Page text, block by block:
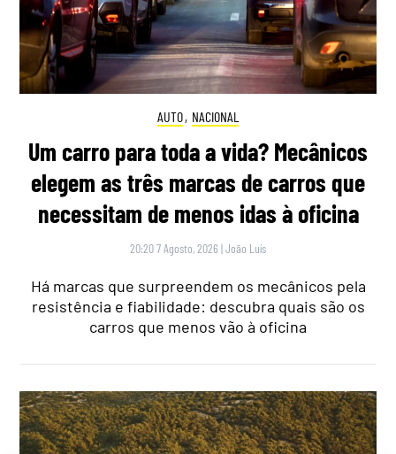
AUTO, NACIONAL
Um carro para toda a vida? Mecânicos
elegem as três marcas de carros que
necessitam de menos idas à oficina
20:20 7 Agosto, 2026 |João Luís
Há marcas que surpreendem os mecânicos pela
resistência e fiabilidade: descubra quais são os
carros que menos vão à oficina